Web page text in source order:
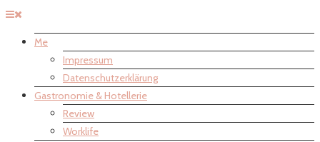
Me
Impressum
Datenschutzerklärung
Gastronomie & Hotellerie
Review
Worklife